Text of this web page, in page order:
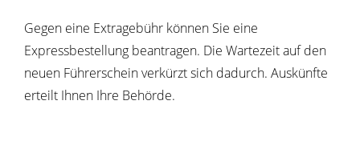
Gegen eine Extragebühr können Sie eine
Expressbestellung beantragen. Die Wartezeit auf den
neuen Führerschein verkürzt sich dadurch. Auskünfte
erteilt Ihnen Ihre Behörde.